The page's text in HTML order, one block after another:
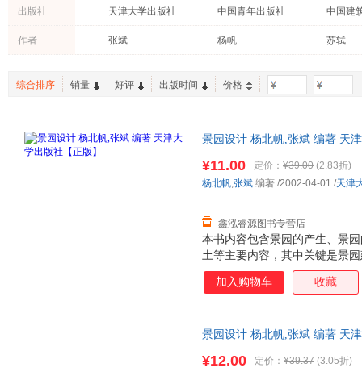
医学
家庭/家居
历史
出版社 天津大学出版社
中国青年出版社
人民文学出版社
冶金工
作者 张斌 杨帆
苏轼
综合排序
销量 好评 出版时间 价格 -
景园设计 杨北帆,张斌 编著 天
本书内容包含景园的产生、景
土等主要内容，其中关键是景
¥11.00 定价： ¥39.00 (2.83折)
鑫泓睿源图书专营店
杨北帆,张斌 编著 /2002-04-01 /天津
加入购物车 收藏
景园设计 杨北帆,张斌 编著 天
¥12.00 定价： ¥39.37 (3.05折)